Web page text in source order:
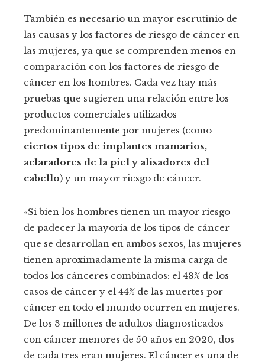
También es necesario un mayor escrutinio de
las causas y los factores de riesgo de cáncer en
las mujeres, ya que se comprenden menos en
comparación con los factores de riesgo de
cáncer en los hombres. Cada vez hay más
pruebas que sugieren una relación entre los
productos comerciales utilizados
predominantemente por mujeres (como
ciertos tipos de implantes mamarios,
aclaradores de la piel y alisadores del
cabello) y un mayor riesgo de cáncer.
«Si bien los hombres tienen un mayor riesgo
de padecer la mayoría de los tipos de cáncer
que se desarrollan en ambos sexos, las mujeres
tienen aproximadamente la misma carga de
todos los cánceres combinados: el 48% de los
casos de cáncer y el 44% de las muertes por
cáncer en todo el mundo ocurren en mujeres.
De los 3 millones de adultos diagnosticados
con cáncer menores de 50 años en 2020, dos
de cada tres eran mujeres. El cáncer es una de